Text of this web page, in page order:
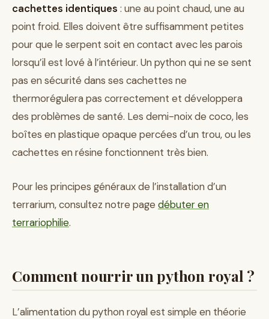
cachettes identiques : une au point chaud, une au
point froid. Elles doivent être suffisamment petites
pour que le serpent soit en contact avec les parois
lorsqu’il est lové à l’intérieur. Un python qui ne se sent
pas en sécurité dans ses cachettes ne
thermorégulera pas correctement et développera
des problèmes de santé. Les demi-noix de coco, les
boîtes en plastique opaque percées d’un trou, ou les
cachettes en résine fonctionnent très bien.
Pour les principes généraux de l’installation d’un
terrarium, consultez notre page débuter en
terrariophilie.
Comment nourrir un python royal ?
L’alimentation du python royal est simple en théorie